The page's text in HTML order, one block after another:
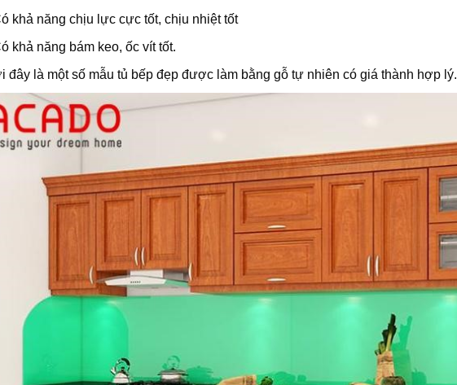
khả năng chịu lực cực tốt, chịu nhiệt tốt
khả năng bám keo, ốc vít tốt.
đây là một số mẫu tủ bếp đẹp được làm bằng gỗ tự nhiên có giá thành hợp lý.